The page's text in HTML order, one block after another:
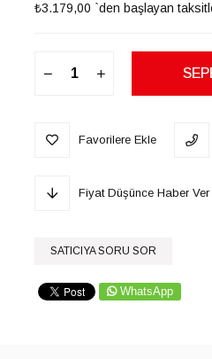
₺3.179,00 `den başlayan
Favorilere Ekle
Fiyat Düşünce Haber Ver
SATICIYA SORU SOR
WhatsApp